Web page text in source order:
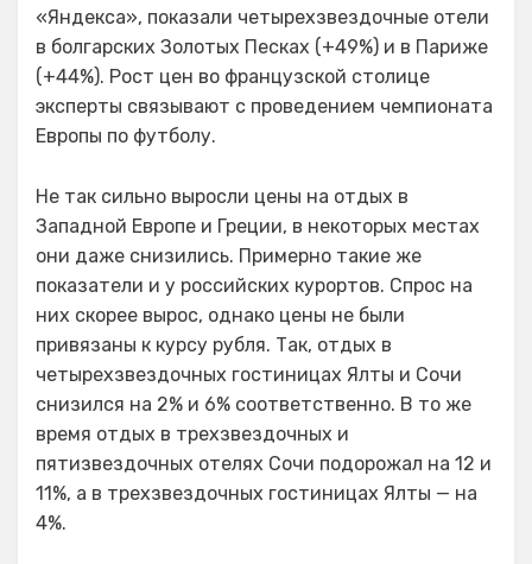
«Яндекса», показали четырехзвездочные отели
в болгарских Золотых Песках (+49%) и в Париже
(+44%). Рост цен во французской столице
эксперты связывают с проведением чемпионата
Европы по футболу.
Не так сильно выросли цены на отдых в
Западной Европе и Греции, в некоторых местах
они даже снизились. Примерно такие же
показатели и у российских курортов. Спрос на
них скорее вырос, однако цены не были
привязаны к курсу рубля. Так, отдых в
четырехзвездочных гостиницах Ялты и Сочи
снизился на 2% и 6% соответственно. В то же
время отдых в трехзвездочных и
пятизвездочных отелях Сочи подорожал на 12 и
11%, а в трехзвездочных гостиницах Ялты — на
4%.